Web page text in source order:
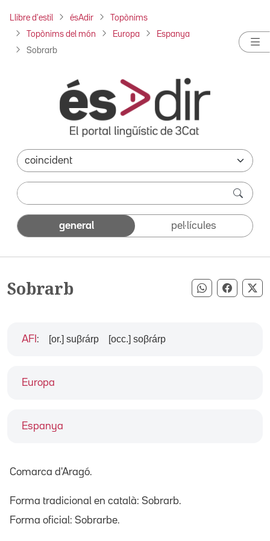
Llibre d'estil ésAdir Topònims
Topònims del món Europa Espanya
Sobrarb
general pel·lícules
Sobrarb Compartir
Europa
Espanya
AFI : [or.] suβɾárp [occ.] soβɾárp
Comarca d'Aragó.
Forma tradicional en català: Sobrarb.
Forma oficial: Sobrarbe.